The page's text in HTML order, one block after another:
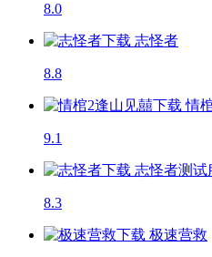
8.0
志怪者
8.8
情
9.1
志怪者测试
8.3
极速营救